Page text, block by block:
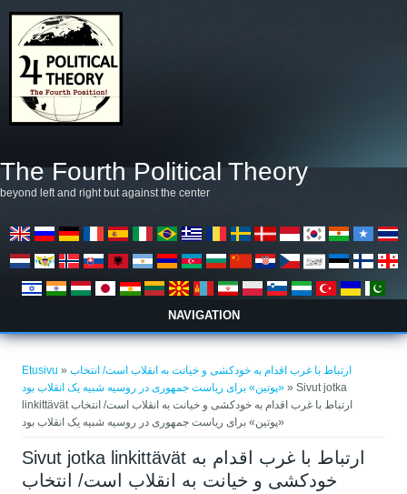
The Fourth Political Theory
beyond left and right but against the center
NAVIGATION
Etusivu »ارتباط با غرب اقدام به خودکشی و خیانت به انقلاب است/ انتخاب
«پوتین» برای ریاست جمهوری در روسیه شبیه یک انقلاب بود » Sivut jotka
linkittävät ارتباط با غرب اقدام به خودکشی و خیانت به انقلاب است/ انتخاب
«پوتین» برای ریاست جمهوری در روسیه شبیه یک انقلاب بود
Sivut jotka linkittävät ارتباط با غرب اقدام به
خودکشی و خیانت به انقلاب است/ انتخاب